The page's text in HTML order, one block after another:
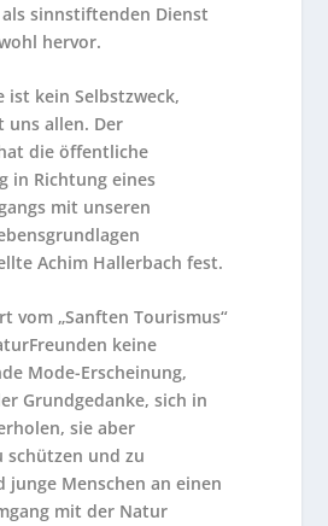
sinnstiftenden Dienst
hervor.
ist kein Selbstzweck,
uns allen. Der
die öffentliche
in Richtung eines
mit unseren
Achim Hallerbach fest.
vom „Sanften Tourismus“
keine
Mode-Erscheinung,
Grundgedanke, sich in
sie aber
schützen und zu
junge Menschen an einen
mit der Natur